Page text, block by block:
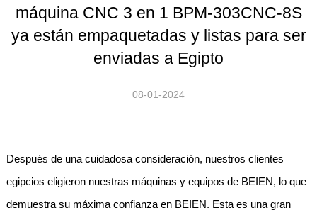
máquina CNC 3 en 1 BPM-303CNC-8S
ya están empaquetadas y listas para ser
enviadas a Egipto
08-01-2024
Después de una cuidadosa consideración, nuestros clientes
egipcios eligieron nuestras máquinas y equipos de BEIEN, lo que
demuestra su máxima confianza en BEIEN. Esta es una gran